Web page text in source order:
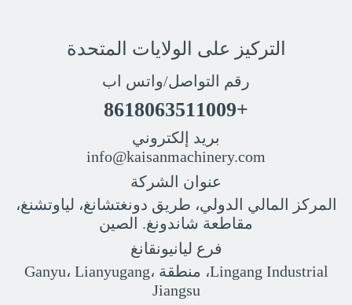
التركيز على الولايات المتحدة
رقم التواصل/واتس اب
+8618063511009
بريد إلكتروني
info@kaisanmachinery.com
عنوان الشركة
المركز المالي الدولي، طريق دونغتشانغ، لياوتشنغ،
مقاطعة شاندونغ. الصين
فرع ليانيونقانغ
Lingang Industrial، منطقة Ganyu، Lianyugang،
Jiangsu